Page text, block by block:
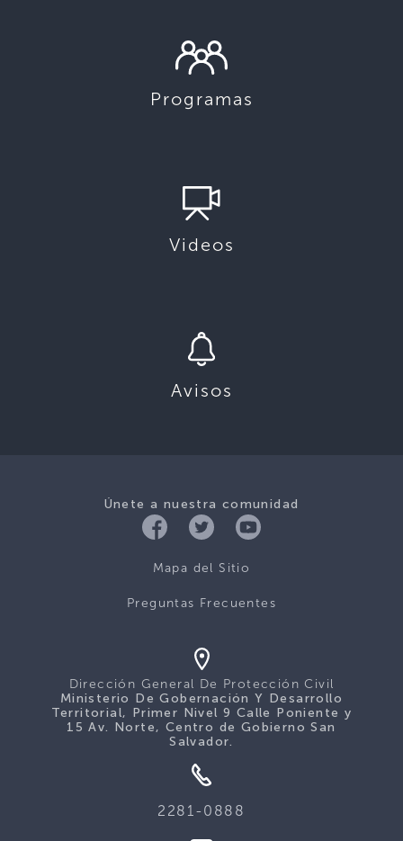
Programas
Videos
Avisos
Únete a nuestra comunidad
Mapa del Sitio
Preguntas Frecuentes
Dirección General De Protección Civil
Ministerio De Gobernación Y Desarrollo
Territorial, Primer Nivel 9 Calle Poniente y
15 Av. Norte, Centro de Gobierno San
Salvador.
2281-0888